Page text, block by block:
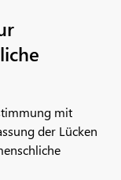
mit
der Lücken